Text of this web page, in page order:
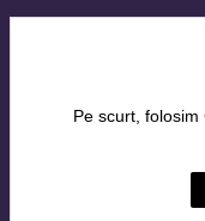
Pe scurt,